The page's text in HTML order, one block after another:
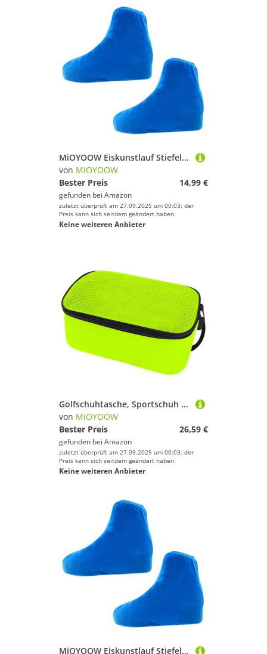
unserer Seite mit sämtlichen Sportartikeln von
umsehen. Wir hoffen, dass Du bei uns
findest, was Du suchst, und wünschen Dir weiter viel
Spaß und Erfolg beim Sportschuhe!
MiOYOOW Eiskunstlauf Stiefelabdeckungen, Schlittschuh-Stiefelabdeckungen Elastic Velvet Ice Skate-Stiefelabdeckungen Schuhschutz für EIS- / Rollensportarten
von MiOYOOW
Bester Preis
14,99 €
gefunden bei Amazon
zuletzt überprüft am 27.09.2025 um 00:03; der
Preis kann sich seitdem geändert haben.
Keine weiteren Anbieter
Golfschuhtasche, Sportschuh Tragetaschen mit Belüftung, Tragbarer Sportschuhtasche für Reisen, Sport, Damen und Herren
von MiOYOOW
Bester Preis
26,59 €
gefunden bei Amazon
zuletzt überprüft am 27.09.2025 um 00:03; der
Preis kann sich seitdem geändert haben.
Keine weiteren Anbieter
MiOYOOW Eiskunstlauf Stiefelabdeckungen, Schlittschuh-Stiefelabdeckungen Elastic Velvet Ice Skate-Stiefelabdeckungen Schuhschutz für EIS- / Rollensportarten